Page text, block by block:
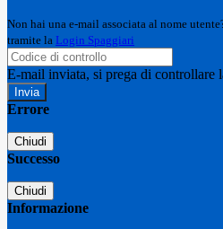
Non hai una e-mail associata al nome
tramite la Login Spaggiari
E-mail inviata, si prega di controllare
Errore
Chiudi
Successo
Chiudi
Informazione